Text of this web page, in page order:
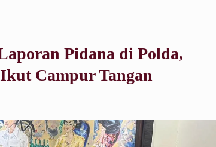
Pidana di Polda,
Campur Tangan